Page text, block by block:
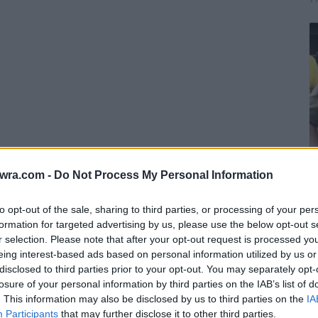
- Do Not Process My Personal Information
opt-out of the sale, sharing to third parties, or processing of your
for targeted advertising by us, please use the below opt-out
selection. Please note that after your opt-out request is processed
interest-based ads based on personal information utilized by us
to third parties prior to your opt-out. You may separately
of your personal information by third parties on the IAB’s list of
This information may also be disclosed by us to third parties on the
Participants that may further disclose it to other third parties.
επιστολή στην Ιερά Επιστασία του Αγίου
αντιπρόσωπους των 20 Μονών «εις έκτακτον
της επίσκεψης.
7